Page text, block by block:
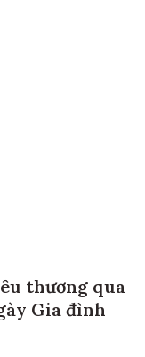
thương qua
Gia đình